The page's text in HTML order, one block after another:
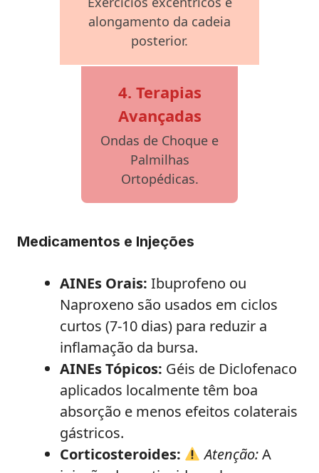
alongamento da cadeia
posterior.
4. Terapias
Avançadas
Ondas de Choque e
Palmilhas
Ortopédicas.
Medicamentos e Injeções
AINEs Orais: Ibuprofeno ou
Naproxeno são usados em ciclos
curtos (7-10 dias) para reduzir a
inflamação da bursa.
AINEs Tópicos: Géis de Diclofenaco
aplicados localmente têm boa
absorção e menos efeitos colaterais
gástricos.
Corticosteroides:
Atenção:A